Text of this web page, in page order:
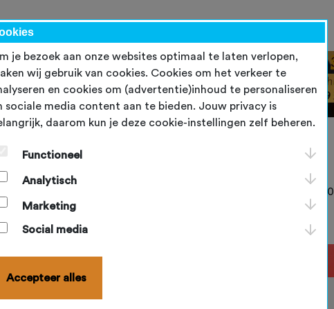
NBF-evenementenOndersteuningTopsportWord lid
informatie NTL
Wij beantwoorden ze graag via
(ma t/m vr, 09.00-12.00
13.00-16.00 uur)
je bezoek aan onze websites optimaal te laten verlopen,
wij gebruik van cookies. Cookies om het verkeer te
en cookies om (advertentie)inhoud te personaliseren
sociale media content aan te bieden. Jouw privacy is
daarom kun je deze cookie-instellingen zelf beheren.
Functioneel
Analytisch
Marketing
Social media
Accepteer alles